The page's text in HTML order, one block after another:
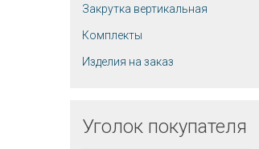
Закрутка вертикальная
Комплекты
Изделия на заказ
Уголок покупателя